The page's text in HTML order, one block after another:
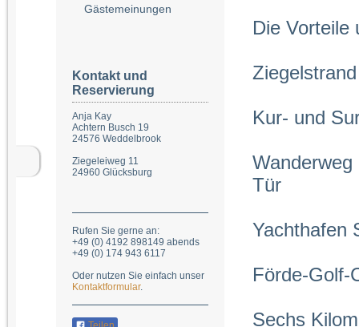
Gästemeinungen
Kontakt und
Reservierung
Anja Kay
Achtern Busch 19
24576 Weddelbrook
Ziegeleiweg 11
24960 Glücksburg
Rufen Sie gerne an:
+49 (0) 4192 898149 abends
+49 (0) 174 943 6117
Oder nutzen Sie einfach unser
Kontaktformular.
Die Vorteile
Kur- und
Tür
Yachthafen
Förde-Golf-
Sechs